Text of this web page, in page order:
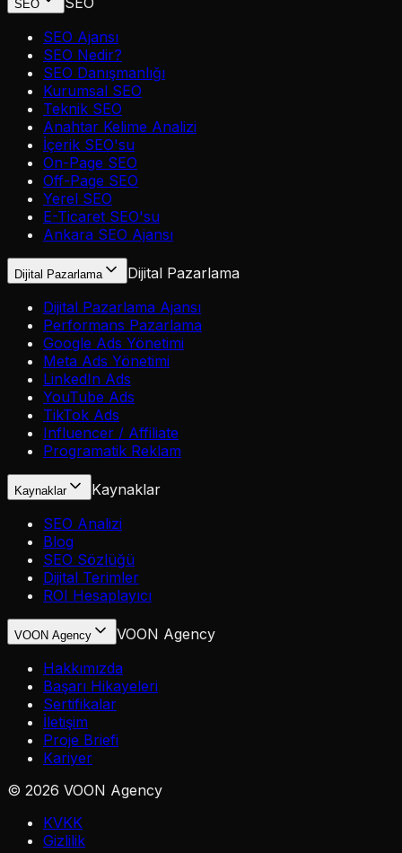
SEO
SEO Ajansı
SEO Nedir?
SEO Danışmanlığı
Kurumsal SEO
Teknik SEO
Anahtar Kelime Analizi
İçerik SEO'su
On-Page SEO
Off-Page SEO
Yerel SEO
E-Ticaret SEO'su
Ankara SEO Ajansı
Dijital Pazarlama
Dijital Pazarlama
Dijital Pazarlama Ajansı
Performans Pazarlama
Google Ads Yönetimi
Meta Ads Yönetimi
LinkedIn Ads
YouTube Ads
TikTok Ads
Influencer / Affiliate
Programatik Reklam
Kaynaklar
Kaynaklar
SEO Analizi
Blog
SEO Sözlüğü
Dijital Terimler
ROI Hesaplayıcı
VOON Agency
VOON Agency
Hakkımızda
Başarı Hikayeleri
Sertifikalar
İletişim
Proje Briefi
Kariyer
© 2026 VOON Agency
KVKK
Gizlilik